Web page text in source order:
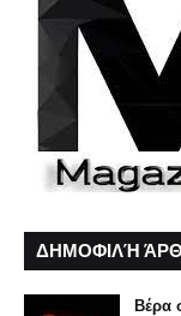
ΔΗΜΟΦΙΛΉ
Βέρα